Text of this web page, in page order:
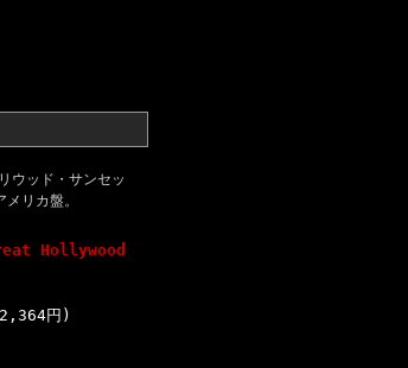
ウッド・サンセッ
リカ盤。
Hollywood
円)